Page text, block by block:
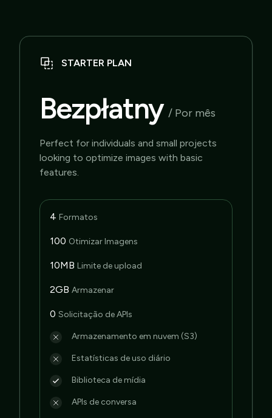
STARTER PLAN
Bezpłatny / Por mês
Perfect for individuals and small projects
looking to optimize images with basic
features.
4 Formatos
100 Otimizar Imagens
10MB Limite de upload
2GB Armazenar
0 Solicitação de APIs
Armazenamento em nuvem (S3)
Estatísticas de uso diário
Biblioteca de mídia
APIs de conversa